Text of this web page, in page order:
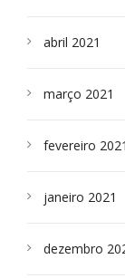
abril 2021
março 2021
fevereiro 2021
janeiro 2021
dezembro